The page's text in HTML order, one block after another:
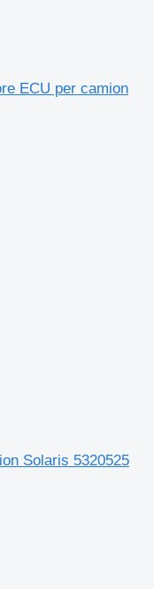
ECU per camion
Solaris 5320525